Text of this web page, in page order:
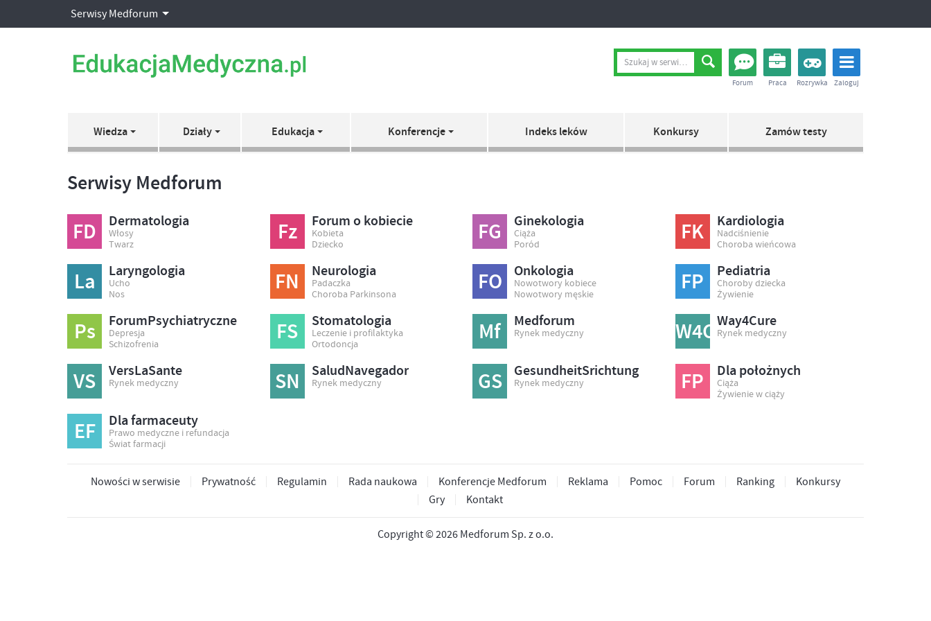
Serwisy Medforum
Wiedza Działy Edukacja Konferencje Indeks leków Konkursy Zamów testy
Forum Praca Rozrywka Zaloguj
Serwisy Medforum
FD Dermatologia
Włosy
Twarz
Fz Forum o kobiecie
Kobieta
Dziecko
FG Ginekologia
Ciąża
Poród
FK Kardiologia
Nadciśnienie
Choroba wieńcowa
La Laryngologia
Ucho
Nos
FN Neurologia
Padaczka
Choroba Parkinsona
FO Onkologia
Nowotwory kobiece
Nowotwory męskie
FP Pediatria
Choroby dziecka
Żywienie
Ps ForumPsychiatryczne
Depresja
Schizofrenia
FS Stomatologia
Leczenie i profilaktyka
Ortodoncja
Mf Medforum
Rynek medyczny W4C Way4Cure
Rynek medyczny
VS VersLaSante
Rynek medyczny SN SaludNavegador
Rynek medyczny GS GesundheitSrichtung
Rynek medyczny FP Dla położnych
Ciąża
Żywienie w ciąży
EF Dla farmaceuty
Prawo medyczne i refundacja
Świat farmacji
Nowości w serwisie Prywatność Regulamin Rada naukowa Konferencje Medforum Reklama Pomoc Forum Ranking
Konkursy
Gry
Kontakt
Copyright © 2026 Medforum Sp. z o.o.